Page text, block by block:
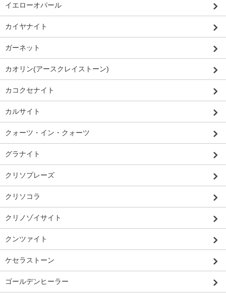
イエローオパール
カイヤナイト
ガーネット
カオリン(アースクレイストーン)
カコクセナイト
カルサイト
クォーツ・イン・クォーツ
グラナイト
クリソプレーズ
クリソコラ
クリノゾイサイト
クンツァイト
ケセラストーン
ゴールデンヒーラー